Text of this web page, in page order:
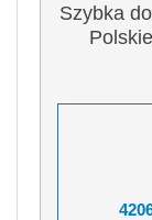
Szybka